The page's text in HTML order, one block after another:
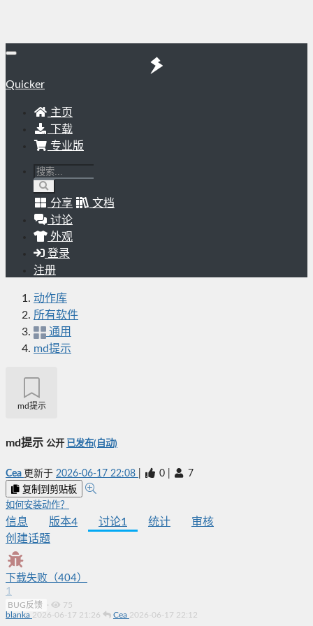
Quicker
主页
下载
专业版
分享
文档
讨论
外观
登录
注册
动作库
所有软件
通用
md提示
md提示
md提示 公开 已发布(自动)
Cea 更新于 2026-06-17 22:08 0 7
复制到剪贴板
如何安装动作？
信息 版本4 讨论1 统计
审核
创建话题
下载失败（404）
1
BUG反馈 ·
75
blanka 2026-06-17 21:26 Cea 2026-06-17 22:12